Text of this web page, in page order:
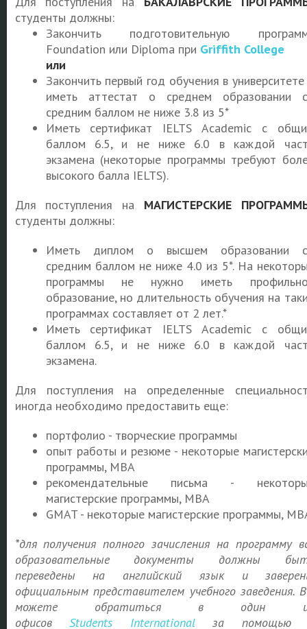
студенты должны:
Закончить подготовительную
Foundation или Diploma при Griffith College
или
Закончить первый год обучения в
иметь аттестат о среднем образовании
средним баллом не ниже 3.8 из 5*
Иметь сертификат IELTS Academic с
баллом 6.5, и не ниже 6.0 в каждой
экзамена (некоторые программы требуют
высокого балла IELTS).
Для поступления на МАГИСТЕРСКИЕ
студенты должны:
Иметь диплом о высшем образовании
средним баллом не ниже 4.0 из 5*. На
программы не нужно иметь
образование, но длительность обучения на
программах составляет от 2 лет.*
Иметь сертификат IELTS Academic с
баллом 6.5, и не ниже 6.0 в каждой
экзамена.
Для поступления на определенные
иногда необходимо предоставить еще:
портфолио - творческие программы
опыт работы и резюме - некоторые
программы, MBA
рекомендательные письма -
магистерские программы, MBA
GMAT - некоторые магистерские программы,
*для получения полного зачисления на программу
образовательные документы должны
переведены на английский язык и
официальным представителем учебного заведения.
можете обратиться в один
офисовStudents Internationalза помощью